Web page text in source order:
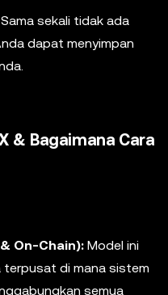
Sama sekali tidak ada
dapat menyimpan
& Bagaimana Cara
On-Chain): Model ini
di mana sistem
semua